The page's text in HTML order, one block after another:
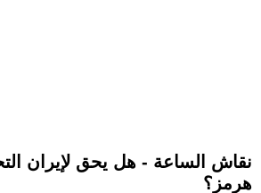
نقاش الساعة - هل يحق لإيران
هرمز؟